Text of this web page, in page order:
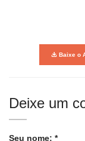
Baixe o
Deixe um
Seu nome: *